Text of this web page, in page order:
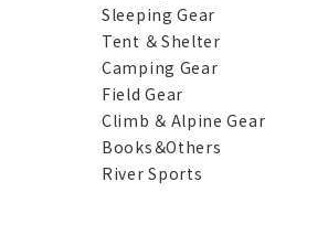
Sleeping Gear
Tent ＆ Shelter
Camping Gear
Field Gear
Climb ＆ Alpine Gear
Books＆Others
River Sports